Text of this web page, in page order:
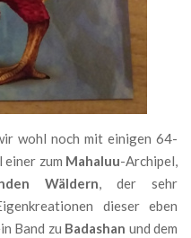
wohl noch mit einigen 64-
einer zum Mahaluu-Archipel,
Wäldern, der sehr
dieser eben
Band zu Badashan und dem